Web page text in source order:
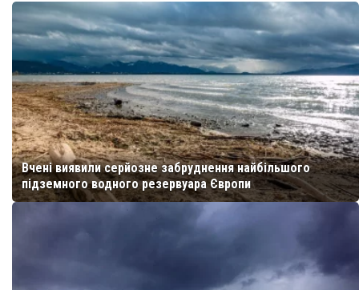
Вчені виявили серйозне забруднення найбільшого
підземного водного резервуара Європи